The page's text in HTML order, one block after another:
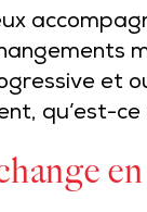
et
qu’est-